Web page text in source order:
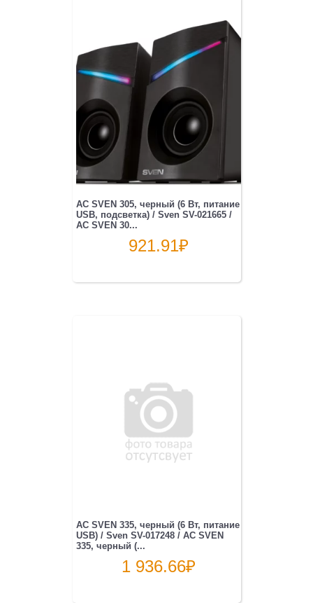
АС SVEN 305, черный (6 Вт, питание
USB, подсветка) / Sven SV-021665 /
АС SVEN 30...
921.91₽
АС SVEN 335, черный (6 Вт, питание
USB) / Sven SV-017248 / АС SVEN
335, черный (...
1 936.66₽